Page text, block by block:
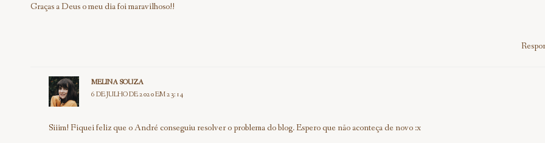
Graças a Deus o meu dia foi maravilhoso!!
MELINA SOUZA
6 DE JULHO DE 2020 EM 23:14
Siiim! Fiquei feliz que o André conseguiu resolver o problema do blog. Espero que não aconteça de novo :x